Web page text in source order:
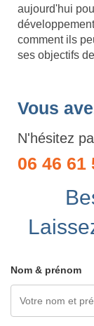
aujourd'hui
comment ils
ses objectifs
Vous
N'hésitez
06 46 61
Nom & prénom